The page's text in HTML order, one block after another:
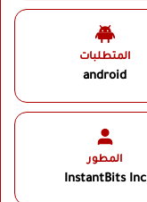
المتطلبات
android
المطور
InstantBits Inc